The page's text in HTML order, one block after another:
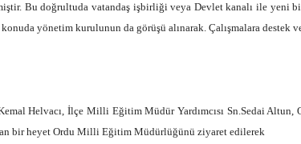
Bu doğrultuda vatandaş işbirliği veya Devlet kanalı ile yeni
konuda yönetim kurulunun da görüşü alınarak. Çalışmalara
Helvacı, İlçe Milli Eğitim Müdür Yardımcısı Sn.Sedai
bir heyet Ordu Milli Eğitim Müdürlüğünü ziyaret edilerek